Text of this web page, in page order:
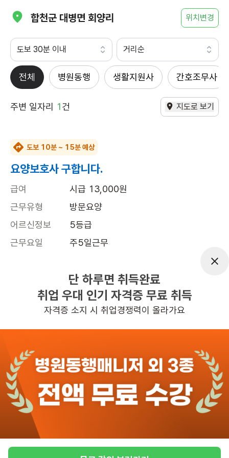
합천군 대병면 회양리 위치변경
도보 30분 이내 거리순
전체 병원동행 생활지원사 간호조무사
주변 일자리 1건 지도로 보기
도보 10분 ~ 15분 예상
요양보호사 구합니다.
급여
시급 13,000원
근무유형
방문요양
어르신정보
5등급
근무요일
주5일근무
평일 : (근무시간) (오전) 8시 00분 ~ (오
전) 11시 00분, 주 5일 근무
높은급여
관심 일자리정보 더보기
2일전등록
반경 3KM 이내의 일자리 확인하기
단 하루면 취득완료
취업 우대 인기 자격증 무료 취득
자격증 소지 시 취업경쟁력이 올라가요